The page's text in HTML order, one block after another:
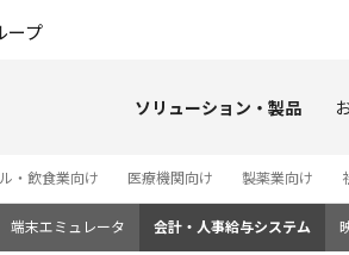
ープ
ソリューション・製品
・飲食業向け 医療機関向け 製薬業向け
端末エミュレータ 会計・人事給与システム